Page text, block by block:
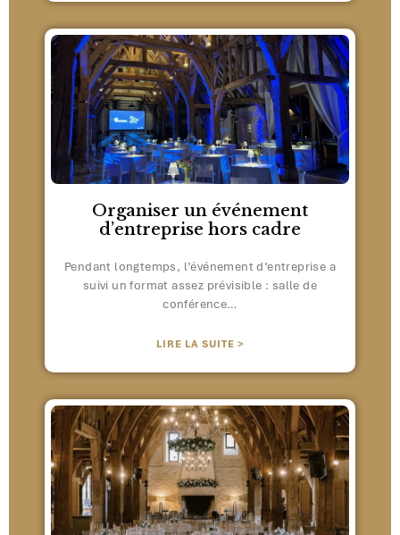
Organiser un événement
d’entreprise hors cadre
Pendant longtemps, l’événement d’entreprise a
suivi un format assez prévisible : salle de
conférence…
LIRE LA SUITE >